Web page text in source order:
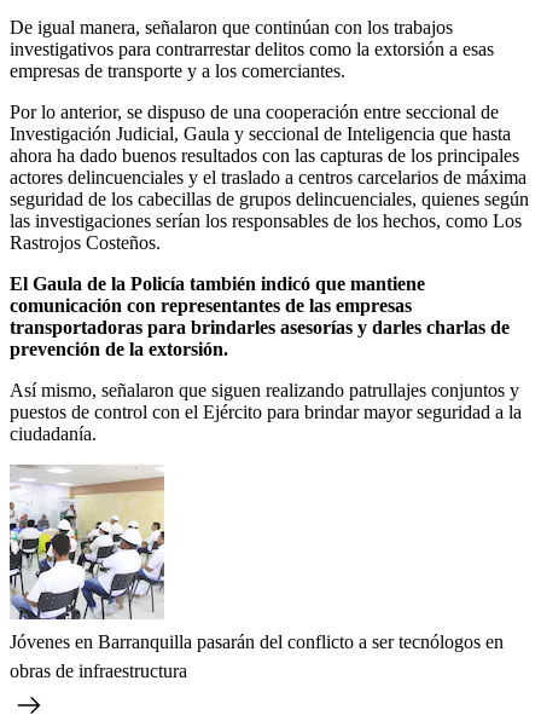
De igual manera, señalaron que continúan con los trabajos
investigativos para contrarrestar delitos como la extorsión a esas
empresas de transporte y a los comerciantes.
Por lo anterior, se dispuso de una cooperación entre seccional de
Investigación Judicial, Gaula y seccional de Inteligencia que hasta
ahora ha dado buenos resultados con las capturas de los principales
actores delincuenciales y el traslado a centros carcelarios de máxima
seguridad de los cabecillas de grupos delincuenciales, quienes según
las investigaciones serían los responsables de los hechos, como Los
Rastrojos Costeños.
El Gaula de la Policía también indicó que mantiene
comunicación con representantes de las empresas
transportadoras para brindarles asesorías y darles charlas de
prevención de la extorsión.
Así mismo, señalaron que siguen realizando patrullajes conjuntos y
puestos de control con el Ejército para brindar mayor seguridad a la
ciudadanía.
Jóvenes en Barranquilla pasarán del conflicto a ser tecnólogos en
obras de infraestructura